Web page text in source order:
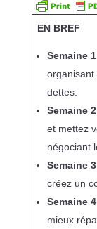
EN BREF
Semaine
organisant
dettes.
Semaine
et mettez
négociant
Semaine
créez un
Semaine
mieux